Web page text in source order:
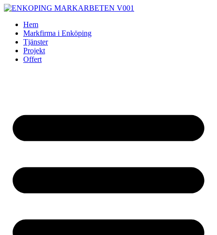
Skip
contentHem
Markfirma i Enköping
Tjänster
Projekt
Offert